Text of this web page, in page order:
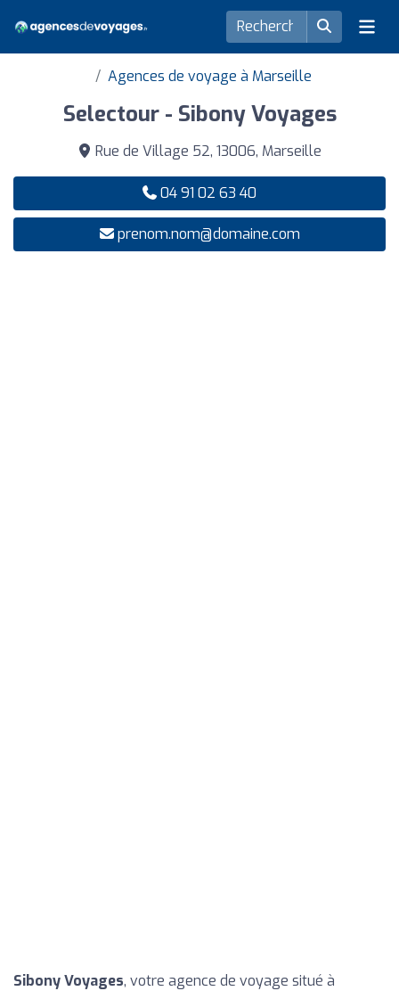
Agences de voyage à Marseille
Selectour - Sibony Voyages
Rue de Village 52, 13006, Marseille
04 91 02 63 40
prenom.nom@domaine.com
Sibony Voyages, votre agence de voyage situé à